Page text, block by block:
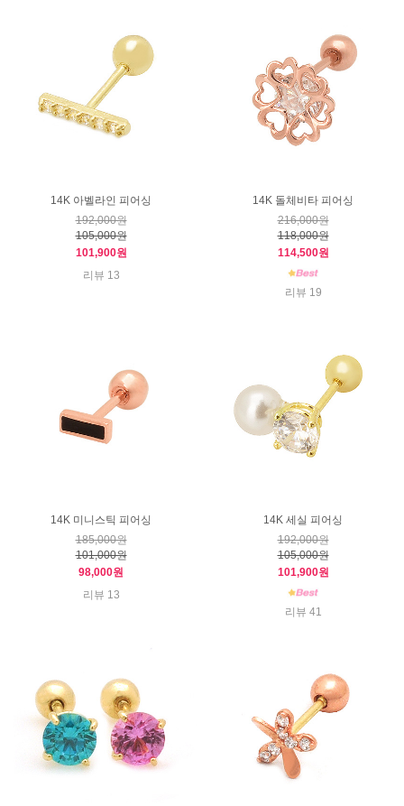
14K 아벨라인 피어싱
192,000원
105,000원
101,900원
리뷰 13
14K 돌체비타 피어싱
216,000원
118,000원
114,500원
리뷰 19
14K 미니스틱 피어싱
185,000원
101,000원
98,000원
리뷰 13
14K 세실 피어싱
192,000원
105,000원
101,900원
리뷰 41